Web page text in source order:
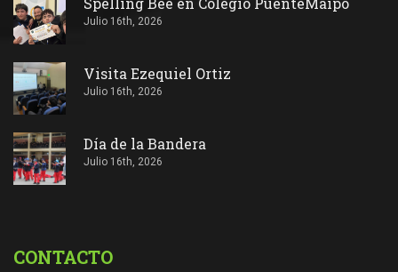
Julio 16th, 2026
Visita Ezequiel Ortiz
Julio 16th, 2026
Día de la Bandera
Julio 16th, 2026
CONTACTO